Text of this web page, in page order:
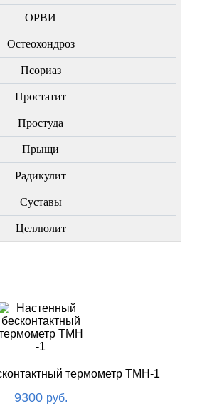
ОРВИ
Остеохондроз
Пcориаз
Простатит
Простуда
Прыщи
Радикулит
Суставы
Целлюлит
термометр ТМН-1
9300 руб.